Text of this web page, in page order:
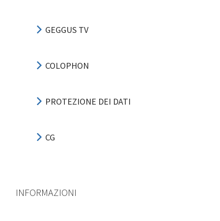
GEGGUS TV
COLOPHON
PROTEZIONE DEI DATI
CG
INFORMAZIONI